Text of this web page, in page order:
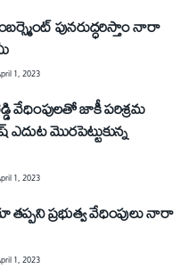
పునరుద్ధరిస్తాం నారా
1, 2023
వేధింపులతో జాకీ పరిశ్రమ
మొరపెట్టుకున్న
1, 2023
ప్రభుత్వ వేధింపులు నారా
1, 2023